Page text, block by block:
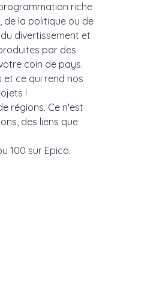
riche
de la politique ou de
divertissement et
par des
coin de pays.
et ce qui rend nos
vos projets !
régions. Ce n'est
des liens que
rayonner.
sur Epico.